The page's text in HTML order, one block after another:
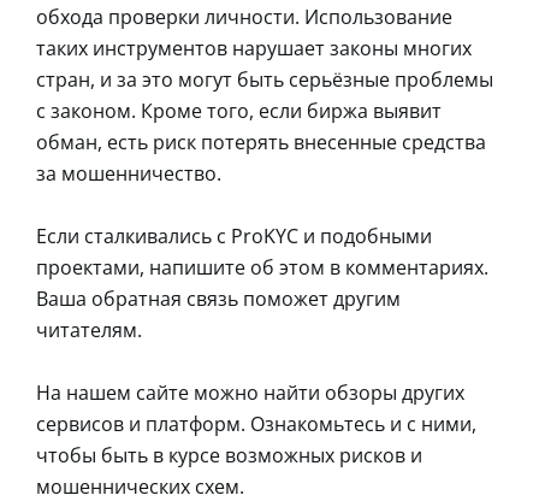
обхода проверки личности. Использование
таких инструментов нарушает законы многих
стран, и за это могут быть серьёзные проблемы
с законом. Кроме того, если биржа выявит
обман, есть риск потерять внесенные средства
за мошенничество.
Если сталкивались с ProKYC и подобными
проектами, напишите об этом в комментариях.
Ваша обратная связь поможет другим
читателям.
На нашем сайте можно найти обзоры других
сервисов и платформ. Ознакомьтесь и с ними,
чтобы быть в курсе возможных рисков и
мошеннических схем.